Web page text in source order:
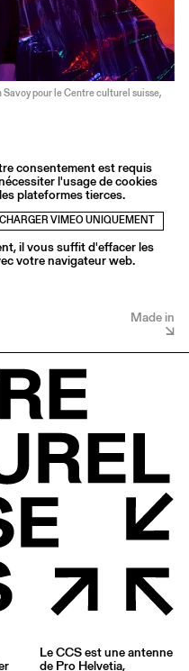
pour le Centre culturel suisse,
consentement est requis
l'usage de cookies
plateformes tierces.
CHARGER VIMEO UNIQUEMENT
il vous suffit d'effacer les
votre navigateur web.
Made in
Le CCS est une antenne
de Pro Helvetia,